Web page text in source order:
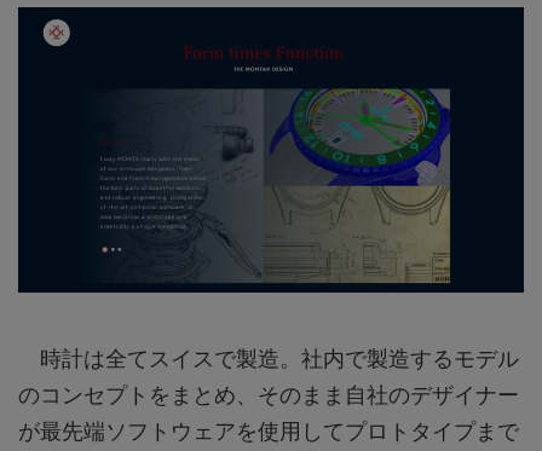
時計は全てスイスで製造。社内で製造するモデル
のコンセプトをまとめ、そのまま自社のデザイナー
が最先端ソフトウェアを使用してプロトタイプまで